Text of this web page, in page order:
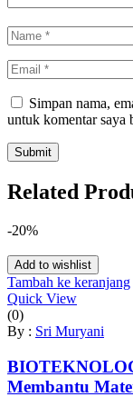
Simpan nama,
untuk komentar saya
Related
-20%
Add to wishlist
Tambah ke keranjang
Quick View
(0)
By : Sri Muryani
Membantu